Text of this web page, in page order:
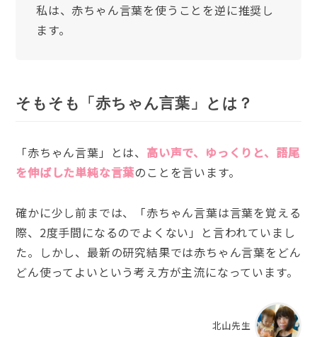
私は、赤ちゃん言葉を使うことを逆に推奨し
ます。
そもそも「赤ちゃん言葉」とは？
「赤ちゃん言葉」とは、 高い声で、ゆっくりと、語尾
を伸ばした単純な言葉のことを言います。
確かに少し前までは、「赤ちゃん言葉は言葉を覚える
際、2度手間になるのでよくない」と言われていまし
た。しかし、最新の研究結果では赤ちゃん言葉をどん
どん使ってよいという考え方が主流になっています。
北山先生